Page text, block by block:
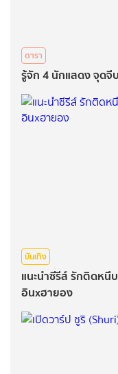
ดารา
รู้จัก 4 นักแสดง จุดจี
บันเทิง
แนะนำซีรีส์ รักติดหนึ
อินxฮายอง